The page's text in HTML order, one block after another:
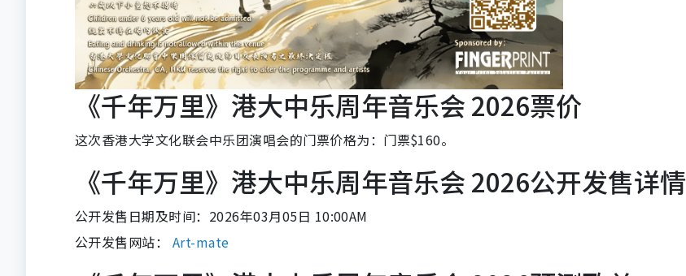
《千年万里》港大中乐周年音乐会 2026票价
这次香港大学文化联会中乐团演唱会的门票价格为：门票$160。
《千年万里》港大中乐周年音乐会 2026公开发售详情
公开发售日期及时间：2026年03月05日 10:00AM
公开发售网站： Art-mate